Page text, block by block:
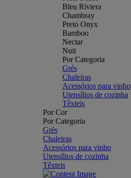
Bleu Riviera
Chambray
Preto Onyx
Bamboo
Nectar
Nuit
Por Categoria
Grés
Chaleiras
Acessórios para vinho
Utensílios de cozinha
Têxteis
Por Cor
Por Categoria
Grés
Chaleiras
Acessórios para vinho
Utensílios de cozinha
Têxteis